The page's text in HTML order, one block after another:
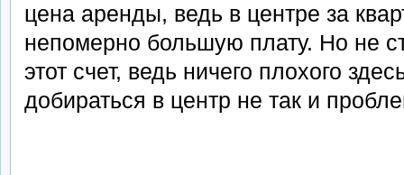
цена аренды, ведь в центре за
непомерно большую плату. Но не
этот счет, ведь ничего плохого
добираться в центр не так и